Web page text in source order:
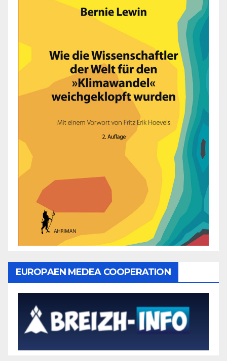
EUROPAEN MEDEA COOPERATION